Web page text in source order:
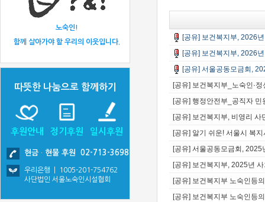
[공유] 보건복지부, 2026
[공유] 보건복지부, 2026
[공유] 서울공동모금회,
[공유] 보건복지부_노숙인·
[공유] 행정안전부_공직자
[공유] 보건복지부, 비영리
[공유] 알기 쉬운! 서울시 복
[공유] 서울공동모금회,
[공유] 보건복지부, 2025년
[공유] 보건복지부 노숙인등
[공유] 보건복지부 노숙인등
노숙인!
함께 살아가야 할 우리의 이웃입니다.
따뜻한 나눔으로 함께하기
후원안내 정기후원 일시후원
현금 · 현물 후원 02-713-3698
우리은행 | 1005-201-754762
사단법인 서울노숙인시설협회